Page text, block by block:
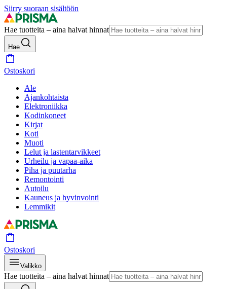
Siirry suoraan sisältöön
Hae tuotteita – aina halvat hinnat
Hae
Ostoskori
Ale
Ajankohtaista
Elektroniikka
Kodinkoneet
Kirjat
Koti
Muoti
Lelut ja lastentarvikkeet
Urheilu ja vapaa-aika
Piha ja puutarha
Remontointi
Autoilu
Kauneus ja hyvinvointi
Lemmikit
Ostoskori
Valikko
Hae tuotteita – aina halvat hinnat